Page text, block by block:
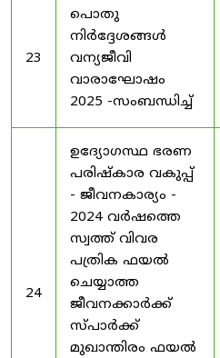
23
പൊതു
നിർദ്ദേശങ്ങൾ
വന്യജീവി
വാരാഘോഷം
2025 -സംബന്ധിച്ച്
24
ഉദ്യോഗസ്ഥ ഭരണ
പരിഷ്കാര വകുപ്പ്
- ജീവനകാര്യം -
2024 വർഷത്തെ
സ്വത്ത് വിവര
പത്രിക ഫയൽ
ചെയ്യാത്ത
ജീവനക്കാർക്ക്
സ്പാർക്ക്
മുഖാന്തിരം ഫയൽ